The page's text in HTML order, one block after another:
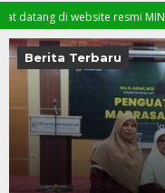
di website resmi MIN 11
Berita Terbaru